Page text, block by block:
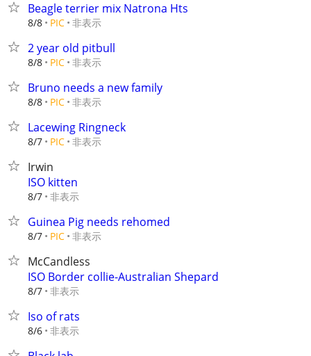
Beagle terrier mix Natrona Hts
8/8 PIC 非表示
2 year old pitbull
8/8 PIC 非表示
Bruno needs a new family
8/8 PIC 非表示
Lacewing Ringneck
8/7 PIC 非表示
Irwin
ISO kitten
8/7 非表示
Guinea Pig needs rehomed
8/7 PIC 非表示
McCandless
ISO Border collie-Australian Shepard
8/7 非表示
Iso of rats
8/6 非表示